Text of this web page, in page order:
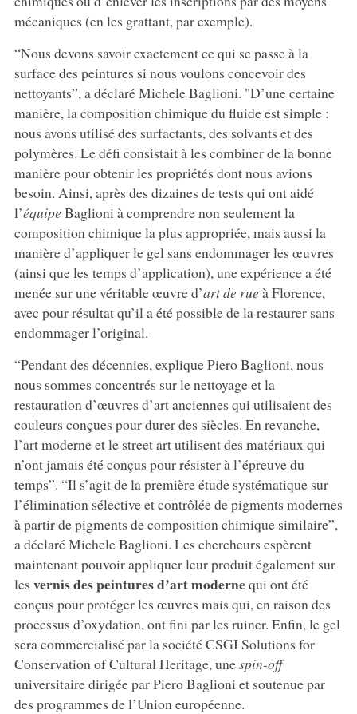
mécaniques (en les grattant, par exemple).
“Nous devons savoir exactement ce qui se passe à la
surface des peintures si nous voulons concevoir des
nettoyants”, a déclaré Michele Baglioni. "D’une certaine
manière, la composition chimique du fluide est simple :
nous avons utilisé des surfactants, des solvants et des
polymères. Le défi consistait à les combiner de la bonne
manière pour obtenir les propriétés dont nous avions
besoin. Ainsi, après des dizaines de tests qui ont aidé
l’équipeBaglioni à comprendre non seulement la
composition chimique la plus appropriée, mais aussi la
manière d’appliquer le gel sans endommager les œuvres
(ainsi que les temps d’application), une expérience a été
menée sur une véritable œuvre d’art de rueà Florence,
avec pour résultat qu’il a été possible de la restaurer sans
endommager l’original.
“Pendant des décennies, explique Piero Baglioni, nous
nous sommes concentrés sur le nettoyage et la
restauration d’œuvres d’art anciennes qui utilisaient des
couleurs conçues pour durer des siècles. En revanche,
l’art moderne et le street art utilisent des matériaux qui
n’ont jamais été conçus pour résister à l’épreuve du
temps”. “Il s’agit de la première étude systématique sur
l’élimination sélective et contrôlée de pigments modernes
à partir de pigments de composition chimique similaire”,
a déclaré Michele Baglioni. Les chercheurs espèrent
maintenant pouvoir appliquer leur produit également sur
les vernis des peintures d’art modernequi ont été
conçus pour protéger les œuvres mais qui, en raison des
processus d’oxydation, ont fini par les ruiner. Enfin, le gel
sera commercialisé par la société CSGI Solutions for
Conservation of Cultural Heritage, unespin-off
universitaire dirigée par Piero Baglioni et soutenue par
des programmes de l’Union européenne.